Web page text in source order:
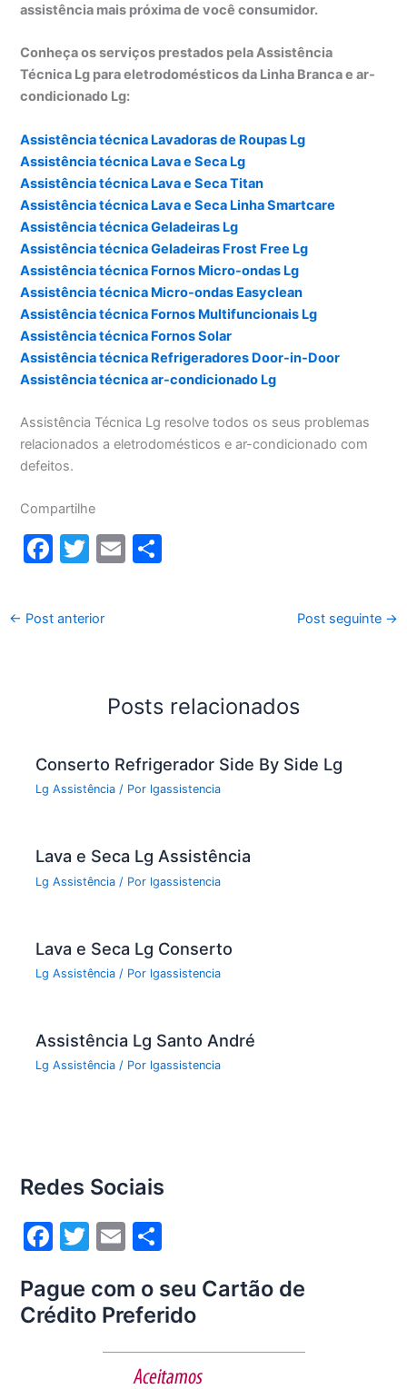
assistência mais próxima de você consumidor.
Conheça os serviços prestados pela Assistência
Técnica Lg para eletrodomésticos da Linha Branca e ar-
condicionado Lg:
Assistência técnica Lavadoras de Roupas Lg
Assistência técnica Lava e Seca Lg
Assistência técnica Lava e Seca Titan
Assistência técnica Lava e Seca Linha Smartcare
Assistência técnica Geladeiras Lg
Assistência técnica Geladeiras Frost Free Lg
Assistência técnica Fornos Micro-ondas Lg
Assistência técnica Micro-ondas Easyclean
Assistência técnica Fornos Multifuncionais Lg
Assistência técnica Fornos Solar
Assistência técnica Refrigeradores Door-in-Door
Assistência técnica ar-condicionado Lg
Assistência Técnica Lg resolve todos os seus problemas
relacionados a eletrodomésticos e ar-condicionado com
defeitos.
Compartilhe
F
c
e
k
T
itt
er
E
← Post anterior Post seguinte →
Posts relacionados
Conserto Refrigerador Side By Side Lg
Lg Assistência / Por lgassistencia
Lava e Seca Lg Assistência
Lg Assistência / Por lgassistencia
Lava e Seca Lg Conserto
Lg Assistência / Por lgassistencia
Assistência Lg Santo André
Lg Assistência / Por lgassistencia
Redes Sociais
F
c
e
T
itt
er
E
ai
l
ar
e
Pague com o seu Cartão de
Crédito Preferido